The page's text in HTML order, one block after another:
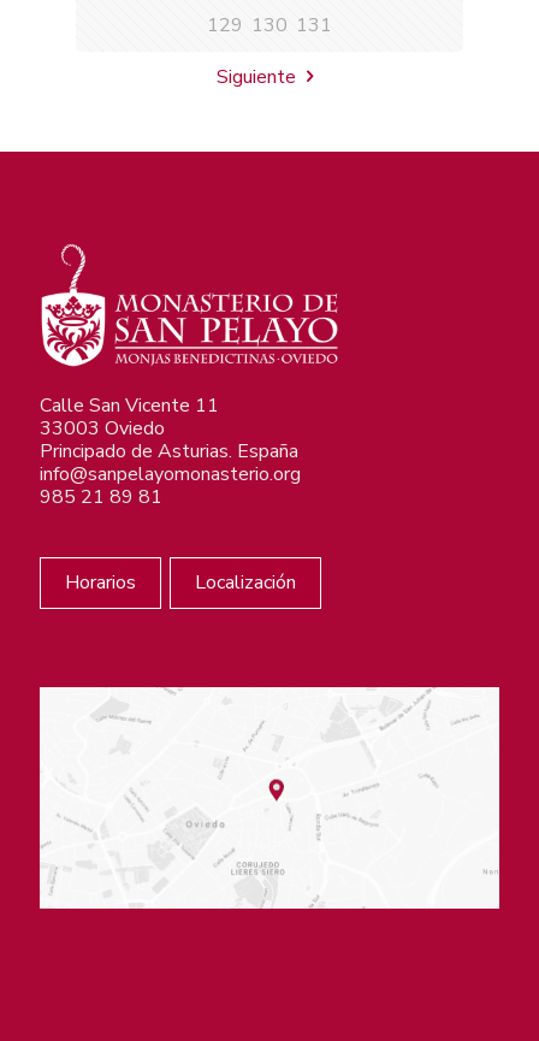
129 130 131
Siguiente
Calle San Vicente 11
33003 Oviedo
Principado de Asturias. España
info@sanpelayomonasterio.org
985 21 89 81
Horarios Localización